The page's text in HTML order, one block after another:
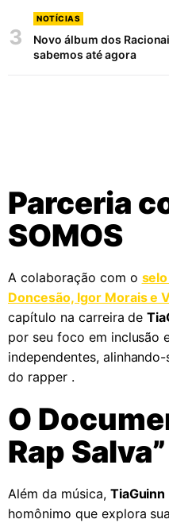
3
NOTÍCIAS
Novo álbum dos
sabemos até agora
Parceria
SOMOS
A colaboração com o
Doncesão, Igor Morais e
capítulo na carreira de
por seu foco em inclusão
independentes,
do rapper .
O
Rap Salva”
Além da música, TiaGuinn
homônimo que explora